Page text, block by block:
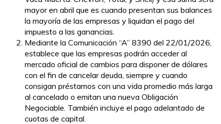
mayor en abril que es cuando presentan sus balances
la mayoría de las empresas y liquidan el pago del
impuesto a las ganancias.
Mediante la Comunicación “A” 8390 del 22/01/2026,
establece que las empresas podrán acceder al
mercado oficial de cambios para disponer de dólares
con el fin de cancelar deuda, siempre y cuando
consigan préstamos con una vida promedio más larga
al cancelado o emitan una nueva Obligación
Negociable. También incluye el pago adelantado de
cuotas de capital.